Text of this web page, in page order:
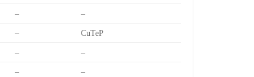
– –
– CuTeP
– –
– –